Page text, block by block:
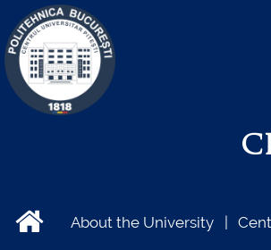
About the University